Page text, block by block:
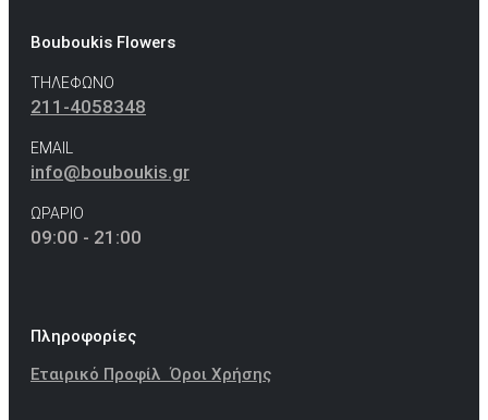
Bouboukis Flowers
ΤΗΛΕΦΩΝΟ
211-4058348
EMAIL
info@bouboukis.gr
ΩΡΑΡΙΟ
09:00 - 21:00
Πληροφορίες
Εταιρικό ΠροφίλΌροι Χρήσης